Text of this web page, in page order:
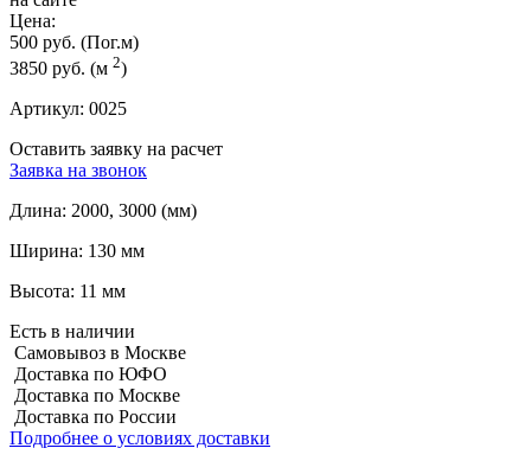
Цена:
500 руб. (Пог.м)
3850 руб. (м 2)
Артикул: 0025
Оставить заявку на расчет
Заявка на звонок
Длина: 2000, 3000 (мм)
Ширина: 130 мм
Высота: 11 мм
Есть в наличии
Самовывоз в Москве
Доставка по ЮФО
Доставка по Москве
Доставка по России
Подробнее о условиях доставки